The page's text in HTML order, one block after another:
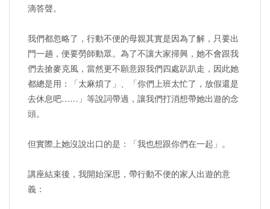
滴答聲。
我們都忽略了，行動不便的母親其實是因為了解，只要出
門一趟，便要勞師動眾。為了不讓大家掃興，她不會跟我
們去搶麥克風，當然更不願意跟我們四處趴趴走，因此她
都總是用：「太麻煩了」、「你們上班太忙了，放假還是
去休息吧……」等說詞帶過，讓我們打消想帶她出遊的念
頭。
但實際上她沒說出口的是：「我也想跟你們在一起」。
講座結束後，我開始深思，帶行動不便的家人出遊的意
義：